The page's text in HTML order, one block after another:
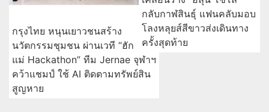
กรุงไทย หนุนเยาวชนสร้าง
นวัตกรรมชุมชน ผ่านเวที “ฮัก
แม่ Hackathon” ทีม Jernae จุฬาฯ
คว้าแชมป์ ใช้ AI ติดตามทรัพย์สิน
สูญหาย
กลับกาฬสินธุ์ แฟนคลับมอบ
โลงหลุยส์สีขาวส่งเดินทาง
ครั้งสุดท้าย